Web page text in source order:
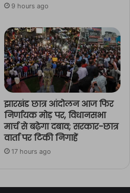
9 hours ago
झारखंड छात्र आंदोलन आज फिर
निर्णायक मोड़ पर, विधानसभा
मार्च से बढ़ेगा दबाव; सरकार-छात्र
वार्ता पर टिकी निगाहें
17 hours ago